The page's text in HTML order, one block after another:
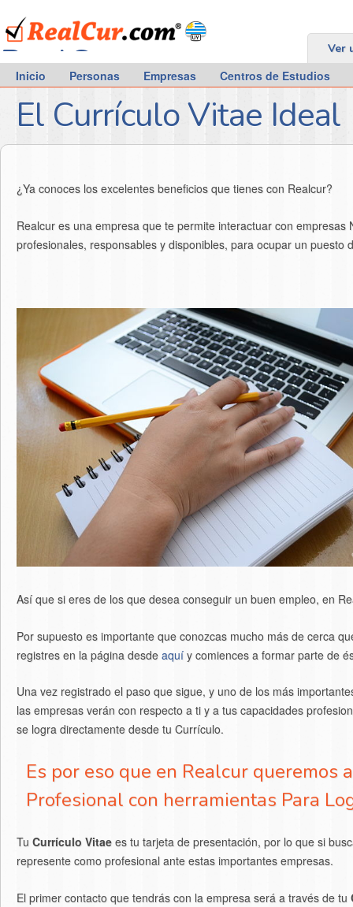
RealCur.com Ver
Inicio Personas Empresas Centros de Estudios
El Currículo Vitae Ideal
¿Ya conoces los excelentes beneficios que tienes con Realcur?
Realcur es una empresa que te permite interactuar con
profesionales, responsables y disponibles, para ocupar un puesto
Así que si eres de los que desea conseguir un buen empleo, en
Por supuesto es importante que conozcas mucho más de cerca
registres en la página desde aquí y comiences a formar parte de
Una vez registrado el paso que sigue, y uno de los más
las empresas verán con respecto a ti y a tus capacidades
se logra directamente desde tu Currículo.
Es por eso que en Realcur
Profesional con herramientas Para
Tu Currículo Vitae es tu tarjeta de presentación, por lo que si
represente como profesional ante estas importantes empresas.
El primer contacto que tendrás con la empresa será a través de tu